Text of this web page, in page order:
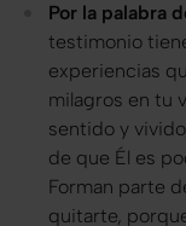
Por la palabra
testimonio
experiencias
milagros en tu
sentido y
de que Él es
Forman parte
quitarte,